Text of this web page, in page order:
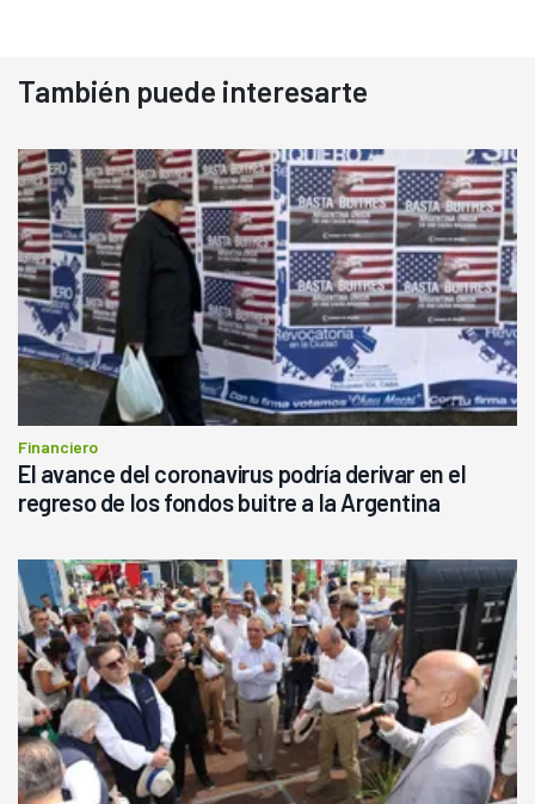
También puede interesarte
Financiero
El avance del coronavirus podría derivar en el
regreso de los fondos buitre a la Argentina